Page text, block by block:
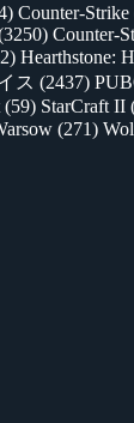
Counter-Strike
Counter-
Hearthstone:
ス (2437)
(59) StarCraft II
(271)